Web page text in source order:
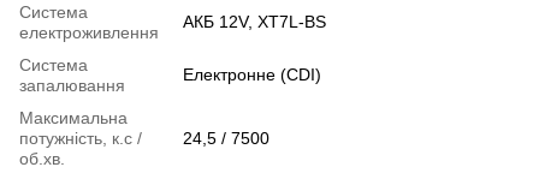
Система
електроживлення
АКБ 12V, XT7L-BS
Система
запалювання
Електронне (CDI)
Максимальна
потужність, к.с /
об.хв.
24,5 / 7500